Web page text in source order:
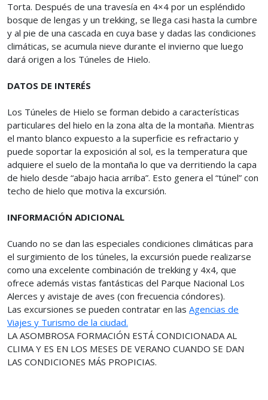
Torta. Después de una travesía en 4×4 por un espléndido
bosque de lengas y un trekking, se llega casi hasta la cumbre
y al pie de una cascada en cuya base y dadas las condiciones
climáticas, se acumula nieve durante el invierno que luego
dará origen a los Túneles de Hielo.
DATOS DE INTERÉS
Los Túneles de Hielo se forman debido a características
particulares del hielo en la zona alta de la montaña. Mientras
el manto blanco expuesto a la superficie es refractario y
puede soportar la exposición al sol, es la temperatura que
adquiere el suelo de la montaña lo que va derritiendo la capa
de hielo desde “abajo hacia arriba”. Esto genera el “túnel” con
techo de hielo que motiva la excursión.
INFORMACIÓN ADICIONAL
Cuando no se dan las especiales condiciones climáticas para
el surgimiento de los túneles, la excursión puede realizarse
como una excelente combinación de trekking y 4x4, que
ofrece además vistas fantásticas del Parque Nacional Los
Alerces y avistaje de aves (con frecuencia cóndores).
Las excursiones se pueden contratar en las Agencias de
Viajes y Turismo de la ciudad.
LA ASOMBROSA FORMACIÓN ESTÁ CONDICIONADA AL
CLIMA Y ES EN LOS MESES DE VERANO CUANDO SE DAN
LAS CONDICIONES MÁS PROPICIAS.